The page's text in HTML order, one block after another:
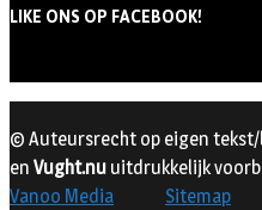
LIKE ONS OP FACEBOOK!
© Auteursrecht op eigen tekst/
en Vught.nu uitdrukkelijk
Vanoo Media
Sitemap